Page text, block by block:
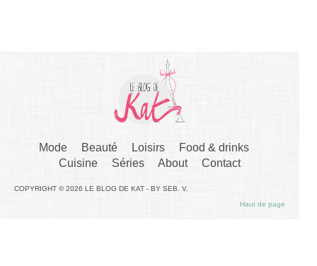
Mode Beauté Loisirs
Food & drinks
Cuisine
Séries About Contact
COPYRIGHT © 2026 LE BLOG DE KAT - BY SEB. V.
Haut de page